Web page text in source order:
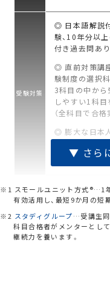
受験対策
◎ 日本語解説
験、10年分以
付き過去問あり
◎ 直前対策講
験制度の選択
3科目の中から
しやすい1科
（全科目で合格
◎ 膨大な日本
能性判定機能
※1 スモールユニット方式®…1
有効活用し、最短9か月の短
※2 スタディグループ…受講生同
科目合格者がメンターとし
継続力を養います。